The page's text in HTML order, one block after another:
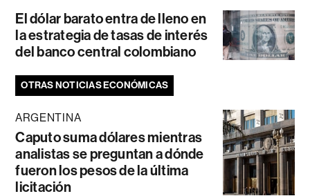
El dólar barato entra de lleno en
la estrategia de tasas de interés
del banco central colombiano
OTRAS NOTICIAS ECONÓMICAS
ARGENTINA
Caputo suma dólares mientras
analistas se preguntan a dónde
fueron los pesos de la última
licitación